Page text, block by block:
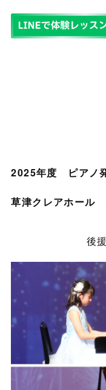
2025年度 ピア
草津クレアホー
後援/草津